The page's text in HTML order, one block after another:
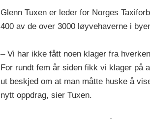
Glenn Tuxen er leder for Norges
400 av de over 3000 løyvehaverne i
– Vi har ikke fått noen klager fra
For rundt fem år siden fikk vi klager på
ut beskjed om at man måtte huske å
nytt oppdrag, sier Tuxen.